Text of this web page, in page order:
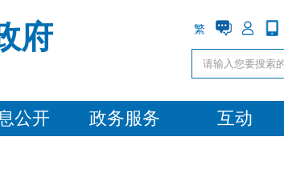
府 繁
公开 政务服务 互动